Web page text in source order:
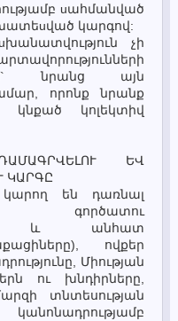
uահմանված
կարգով:
չի
նրանց այն
որոնք նրանք
կնքած կոլեկտիվ
ԵՎ
ԿԱՐԳԸ
են դառնալ
գործատու
և անհատ
ովքեր
Միության
ու խնդիրները,
տնտեսության